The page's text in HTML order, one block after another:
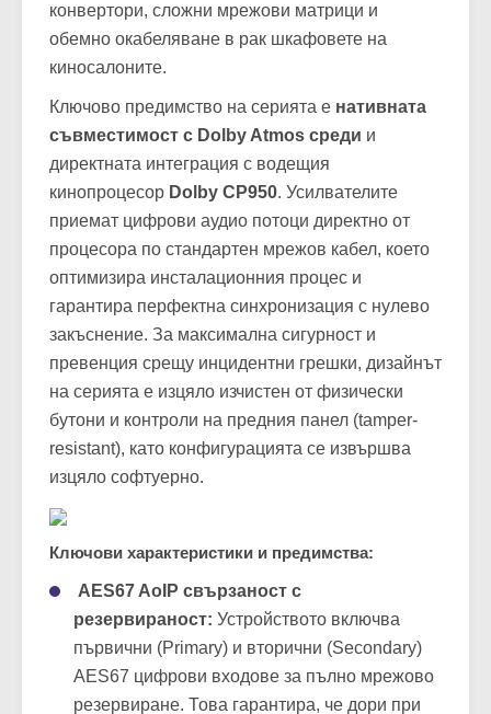
конвертори, сложни мрежови матрици и
обемно окабеляване в рак шкафовете на
киносалоните.
Ключово предимство на серията е нативната
съвместимост с Dolby Atmos среди и
директната интеграция с водещия
кинопроцесор Dolby CP950. Усилвателите
приемат цифрови аудио потоци директно от
процесора по стандартен мрежов кабел, което
оптимизира инсталационния процес и
гарантира перфектна синхронизация с нулево
закъснение. За максимална сигурност и
превенция срещу инцидентни грешки, дизайнът
на серията е изцяло изчистен от физически
бутони и контроли на предния панел (tamper-
resistant), като конфигурацията се извършва
изцяло софтуерно.
Ключови характеристики и предимства:
AES67 AoIP свързаност с
резервираност: Устройството включва
първични (Primary) и вторични (Secondary)
AES67 цифрови входове за пълно мрежово
резервиране. Това гарантира, че дори при